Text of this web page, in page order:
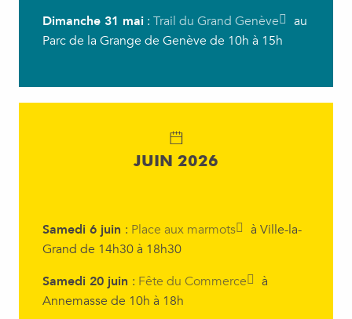
Dimanche 31 mai : Trail du Grand Genève
au
Parc de la Grange de Genève de 10h à 15h
JUIN 2026
Samedi 6 juin : Place aux marmots
à Ville-la-
Grand de 14h30 à 18h30
Samedi 20 juin : Fête du Commerce
à
Annemasse de 10h à 18h